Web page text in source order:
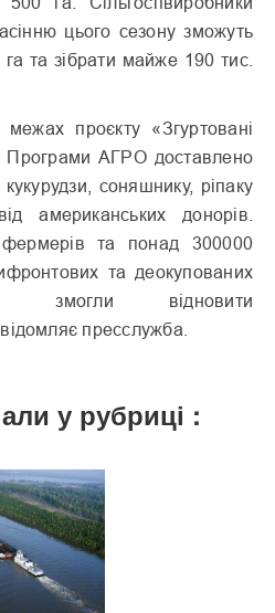
цього сезону зможуть
та зібрати майже 190 тис.
проєкту «Згуртовані
Програми АГРО доставлено
соняшнику, ріпаку
американських донорів.
та понад 300000
та деокупованих
змогли відновити
пресслужба.
у рубриці :